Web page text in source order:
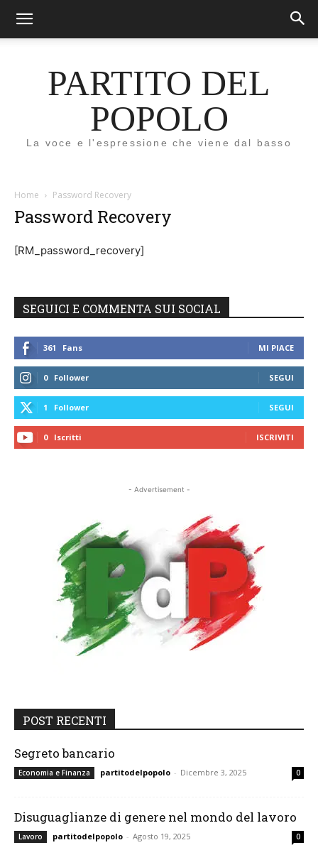
PARTITO DEL
POPOLO
La voce e l'espressione che viene dal basso
Home Password Recovery
Password Recovery
[RM_password_recovery]
SEGUICI E COMMENTA SUI SOCIAL
361 Fans MI PIACE
0 Follower SEGUI
1 Follower SEGUI
0 Iscritti ISCRIVITI
- Advertisement -
POST RECENTI
Segreto bancario
Economia e Finanza partitodelpopolo - Dicembre 3, 2025 0
Disuguaglianze di genere nel mondo del lavoro
Lavoro partitodelpopolo - Agosto 19, 2025 0